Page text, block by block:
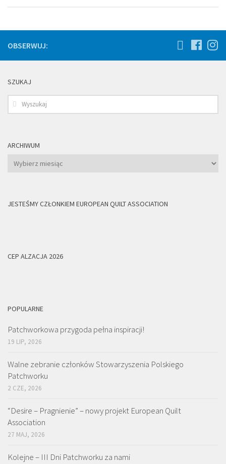
OBSERWUJ:
SZUKAJ
ARCHIWUM
Archiwum
JESTEŚMY CZŁONKIEM EUROPEAN QUILT ASSOCIATION
CEP ALZACJA 2026
POPULARNE
Patchworkowa przygoda pełna inspiracji!
19 LIP, 2026
Walne zebranie członków Stowarzyszenia Polskiego
Patchworku
2 CZE, 2026
“Desire – Pragnienie” – nowy projekt European Quilt
Association
27 MAJ, 2026
Kolejne – III Dni Patchworku za nami